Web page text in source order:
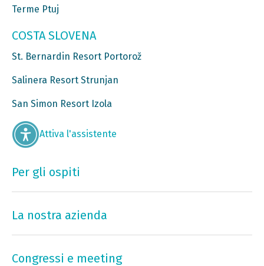
Terme Ptuj
COSTA SLOVENA
St. Bernardin Resort Portorož
Salinera Resort Strunjan
San Simon Resort Izola
Attiva l'assistente
Per gli ospiti
La nostra azienda
Congressi e meeting